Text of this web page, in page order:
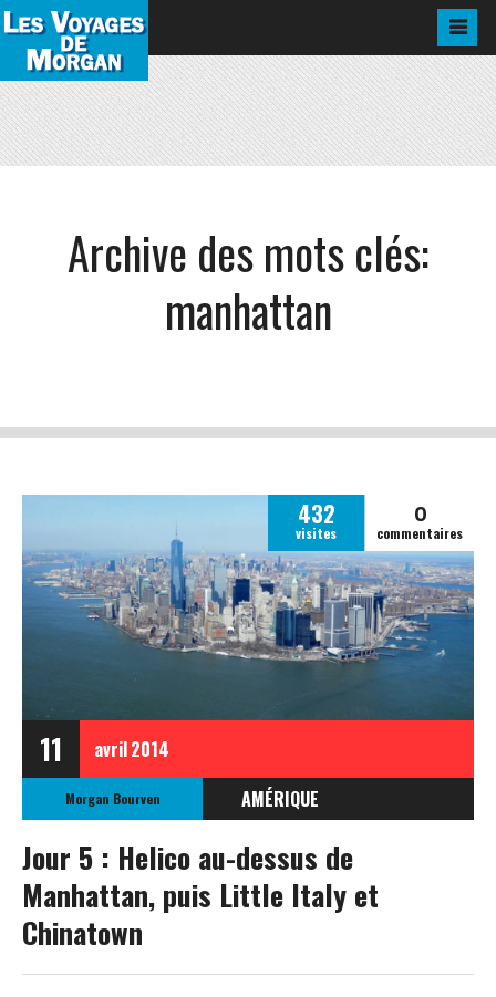
Archive des mots clés:
manhattan
11 avril2014
432
visites
0
commentaires
Morgan Bourven
AMÉRIQUE
ÉTATS-UNIS
ETATS-UNIS AVRIL 2014
Jour 5 : Helico au-dessus de
Manhattan, puis Little Italy et
Chinatown